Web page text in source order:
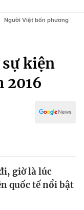
Người Việt bốn phương
sự kiện
2016
giờ là lúc
quốc tế nổi bật